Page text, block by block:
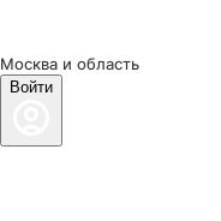
Москва и область
Войти